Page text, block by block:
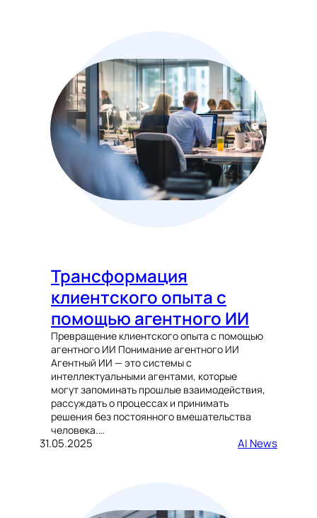
Трансформация
клиентского опыта с
помощью агентного ИИ
Превращение клиентского опыта с помощью
агентного ИИ Понимание агентного ИИ
Агентный ИИ — это системы с
интеллектуальными агентами, которые
могут запоминать прошлые взаимодействия,
рассуждать о процессах и принимать
решения без постоянного вмешательства
человека.…
31.05.2025 AI News